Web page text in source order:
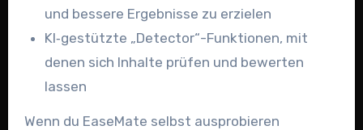
und bessere Ergebnisse zu erzielen
KI‑gestützte „Detector“-Funktionen, mit
denen sich Inhalte prüfen und bewerten
lassen
Wenn du EaseMate selbst ausprobieren